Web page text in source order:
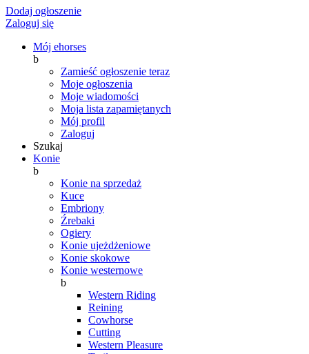
Dodaj ogłoszenie
Zaloguj się
Mój ehorses
b
Zamieść ogłoszenie teraz
Moje ogłoszenia
Moje wiadomości
Moja lista zapamiętanych
Mój profil
Zaloguj
Szukaj
Konie
b
Konie na sprzedaż
Kuce
Embriony
Źrebaki
Ogiery
Konie ujeżdżeniowe
Konie skokowe
Konie westernowe
b
Western Riding
Reining
Cowhorse
Cutting
Western Pleasure